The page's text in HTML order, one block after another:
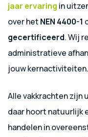
jaar ervaring in
over het NEN 4400-1
gecertificeerd. Wij
administratieve
jouw kernactiviteiten.
Alle vakkrachten zijn
daar hoort natuurlijk
handelen in